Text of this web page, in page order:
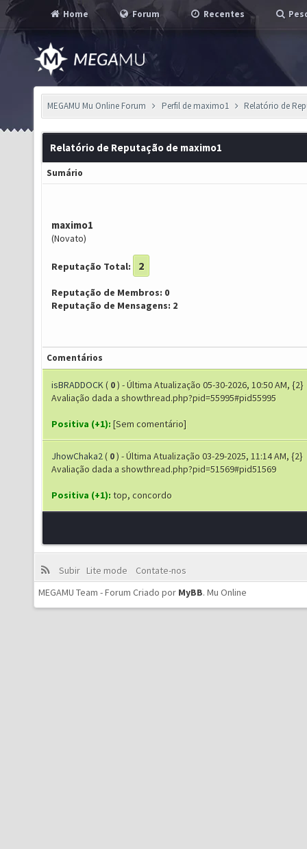
Home Forum Recentes
MEGAMU Mu Online Forum Perfil de maximo1 Relatório de
Relatório de Reputação de maximo1
Sumário
maximo1
(Novato)
Reputação Total: 2
Reputação de Membros: 0
Reputação de Mensagens: 2
Comentários
isBRADDOCK( 0) - Última Atualização 05-30-2026, 10:50 AM, {2}
Avaliação dada a showthread.php?pid=55995#pid55995
Positiva (+1): [Sem comentário]
JhowChaka2( 0) - Última Atualização 03-29-2025, 11:14 AM, {2}
Avaliação dada a showthread.php?pid=51569#pid51569
Positiva (+1): top, concordo
Subir Lite mode
Contate-nos
MEGAMU Team - Forum Criado por MyBB. Mu Online